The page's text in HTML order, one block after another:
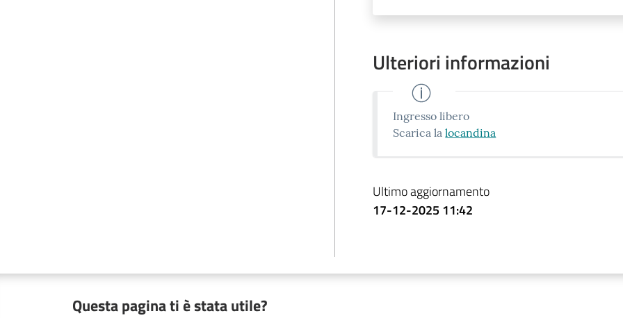
Ulteriori informazioni
Ingresso libero
Scarica lalocandina
Ultimo aggiornamento
17-12-2025 11:42
Questa pagina ti è stata utile?